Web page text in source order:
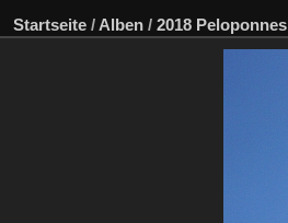
Startseite / Alben / 2018 Peloponnes